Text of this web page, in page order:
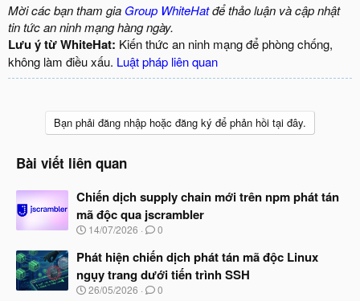
Mời các bạn tham gia Group WhiteHatđể thảo luận và cập nhật
tin tức an ninh mạng hàng ngày.
Lưu ý từ WhiteHat: Kiến thức an ninh mạng để phòng chống,
không làm điều xấu. Luật pháp liên quan
Bạn phải đăng nhập hoặc đăng ký để phản hồi tại đây.
Bài viết liên quan
Chiến dịch supply chain mới trên npm phát tán
mã độc qua jscrambler
N
à
b
ắ
14/07/2026 0
Phát hiện chiến dịch phát tán mã độc Linux
ngụy trang dưới tiến trình SSH
N
26/05/2026 0